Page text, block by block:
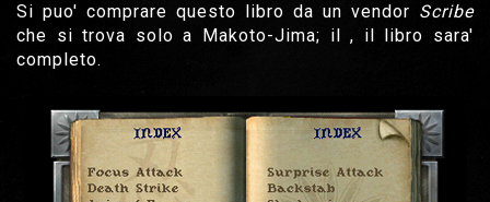
Si puo' comprare questo libro da un vendor Scribe
che si trova solo a Makoto-Jima; il , il libro sara'
completo.